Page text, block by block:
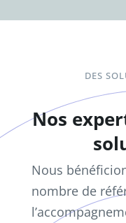
DES
Nos
Nous
nombre de